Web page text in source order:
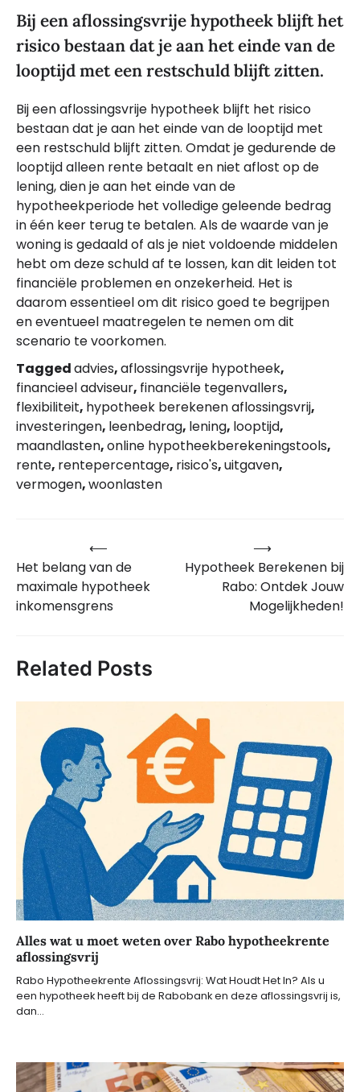
Bij een aflossingsvrije hypotheek blijft het
risico bestaan dat je aan het einde van de
looptijd met een restschuld blijft zitten.
Bij een aflossingsvrije hypotheek blijft het risico
bestaan dat je aan het einde van de looptijd met
een restschuld blijft zitten. Omdat je gedurende de
looptijd alleen rente betaalt en niet aflost op de
lening, dien je aan het einde van de
hypotheekperiode het volledige geleende bedrag
in één keer terug te betalen. Als de waarde van je
woning is gedaald of als je niet voldoende middelen
hebt om deze schuld af te lossen, kan dit leiden tot
financiële problemen en onzekerheid. Het is
daarom essentieel om dit risico goed te begrijpen
en eventueel maatregelen te nemen om dit
scenario te voorkomen.
Taggedadvies,aflossingsvrije hypotheek,
financieel adviseur, financiële tegenvallers,
flexibiliteit, hypotheek berekenen aflossingsvrij,
investeringen, leenbedrag, lening, looptijd,
maandlasten,online hypotheekberekeningstools,
rente, rentepercentage, risico's,uitgaven,
vermogen,woonlasten
navigatie
⟵
Het belang van de
maximale hypotheek
inkomensgrens
Hypotheek Berekenen bij
Rabo: Ontdek Jouw
Mogelijkheden!
⟶
Related Posts
Alles wat u moet weten over Rabo hypotheekrente
aflossingsvrij
Rabo Hypotheekrente Aflossingsvrij: Wat Houdt Het In? Als u
een hypotheek heeft bij de Rabobank en deze aflossingsvrij is,
dan…